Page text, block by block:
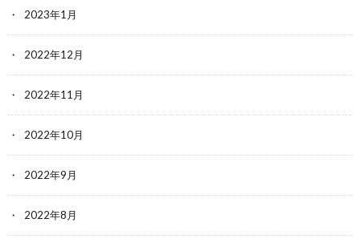
2023年1月
2022年12月
2022年11月
2022年10月
2022年9月
2022年8月